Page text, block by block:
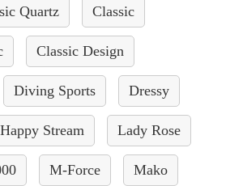
Quartz Classic
Classic Design
Diving Sports Dressy
Happy Stream Lady Rose
M-Force Mako